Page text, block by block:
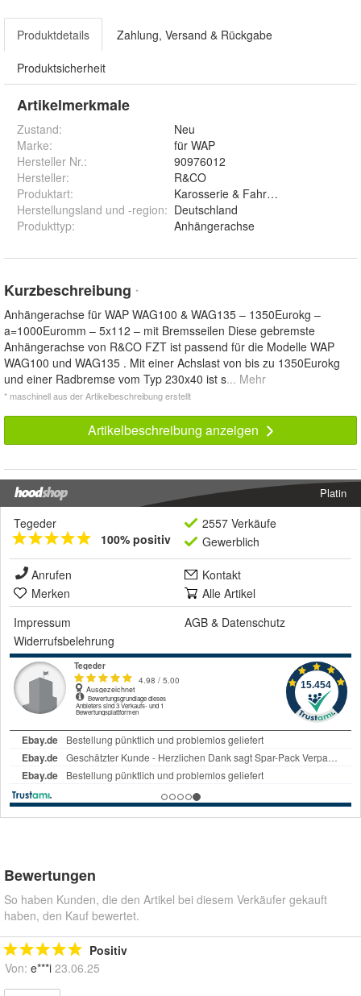
Produktdetails Zahlung, Versand & Rückgabe
Produktsicherheit
Artikelmerkmale
Zustand:
Neu
Marke:
für WAP
Hersteller Nr.:
90976012
Hersteller:
R&CO
Produktart:
Karosserie & Fahrwerk
Herstellungsland und -region: Deutschland
Produkttyp: Anhängerachse
Kurzbeschreibung *
Anhängerachse für WAP WAG100 & WAG135 – 1350Eurokg –
a=1000Euromm – 5x112 – mit Bremsseilen Diese gebremste
Anhängerachse von R&CO FZT ist passend für die Modelle WAP
WAG100 und WAG135 . Mit einer Achslast von bis zu 1350Eurokg
und einer Radbremse vom Typ 230x40 ist s... Mehr
* maschinell aus der Artikelbeschreibung erstellt
Artikelbeschreibung anzeigen
Platin
Tegeder
100% positiv
2557 Verkäufe
Gewerblich
Anrufen
Kontakt
Merken
Alle Artikel
Impressum
AGB & Datenschutz
Widerrufsbelehrung
Bewertungen
So haben Kunden, die den Artikel bei diesem Verkäufer gekauft
haben, den Kauf bewertet.
Positiv
Von: e***i 23.06.25